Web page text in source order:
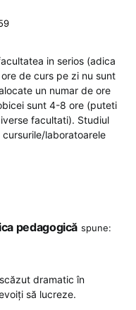
in serios (adica
de curs pe zi nu sunt
un numar de ore
sunt 4-8 ore (puteti
facultati). Studiul
laboratoarele
pedagogică spune:
dramatic în
să lucreze.